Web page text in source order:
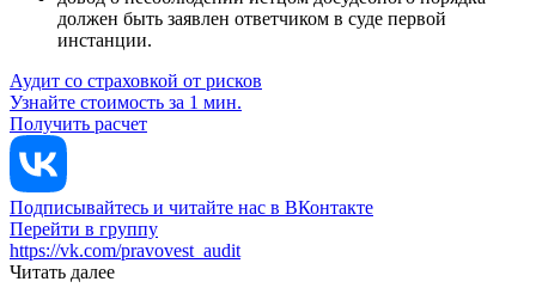
должен быть заявлен ответчиком в суде первой
инстанции.
Аудит со страховкой от рисков
Узнайте стоимость за 1 мин.
Получить расчет
Подписывайтесь и читайте нас в ВКонтакте
Перейти в группу
https://vk.com/pravovest_audit
Читать далее